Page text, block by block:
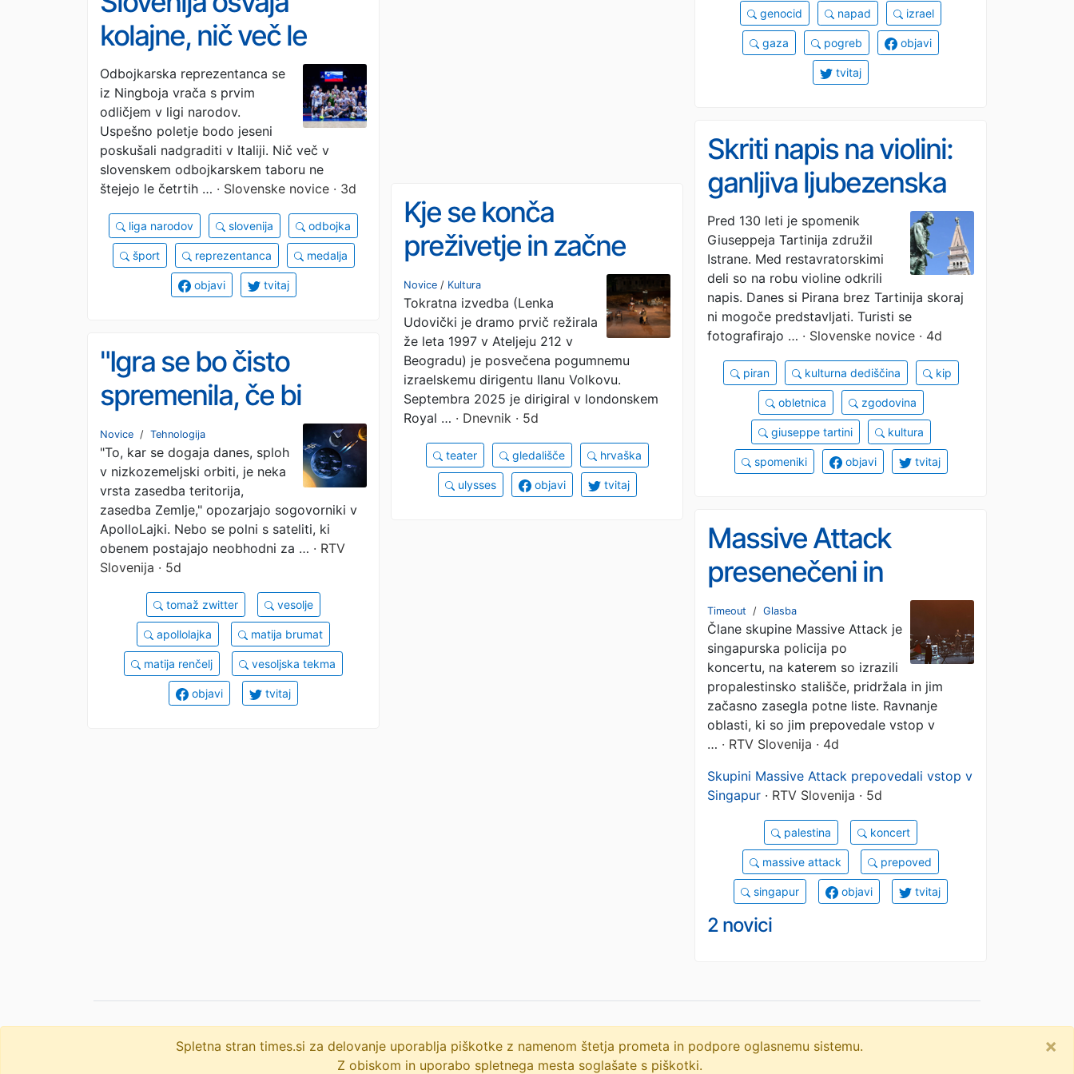
genocid napad izrael
gaza pogreb objavi
tvitaj
kolajne, nič več le
ugleda
Odbojkarska reprezentanca se
iz Ningboja vrača s prvim
odličjem v ligi narodov.
Uspešno poletje bodo jeseni
poskušali nadgraditi v Italiji. Nič več v
slovenskem odbojkarskem taboru ne
štejejo le četrtih … · Slovenske novice · 3d
liga narodov slovenija odbojka
šport reprezentanca medalja
objavi tvitaj
Skriti napis na violini:
ganljiva ljubezenska
skrivnost, skrita v
bronastem Tartiniju
Pred 130 leti je spomenik
Giuseppeja Tartinija združil
Istrane. Med restavratorskimi
deli so na robu violine odkrili
napis. Danes si Pirana brez Tartinija skoraj
ni mogoče predstavljati. Turisti se
fotografirajo … · Slovenske novice · 4d
piran kulturna dediščina kip
obletnica zgodovina
giuseppe tartini kultura
spomeniki objavi tvitaj
Kje se konča
preživetje in začne
kolaboracija?
Novice / Kultura
Tokratna izvedba (Lenka
Udovički je dramo prvič režirala
že leta 1997 v Ateljeju 212 v
Beogradu) je posvečena pogumnemu
izraelskemu dirigentu Ilanu Volkovu.
Septembra 2025 je dirigiral v londonskem
Royal … · Dnevnik · 5d
teater gledališče hrvaška
ulysses objavi tvitaj
"Igra se bo čisto
spremenila, če bi
nekdo s sateliti naredil
nekaj agresivnega"
Novice / Tehnologija
"To, kar se dogaja danes, sploh
v nizkozemeljski orbiti, je neka
vrsta zasedba teritorija,
zasedba Zemlje," opozarjajo sogovorniki v
ApolloLajki. Nebo se polni s sateliti, ki
obenem postajajo neobhodni za … · RTV
Slovenija · 5d
tomaž zwitter vesolje
apollolajka matija brumat
matija renčelj vesoljska tekma
objavi tvitaj
Massive Attack
presenečeni in
razočarani nad
ravnanjem
singapurskih oblasti
Timeout / Glasba
Člane skupine Massive Attack je
singapurska policija po
koncertu, na katerem so izrazili
propalestinsko stališče, pridržala in jim
začasno zasegla potne liste. Ravnanje
oblasti, ki so jim prepovedale vstop v
… · RTV Slovenija · 4d
Skupini Massive Attack prepovedali vstop v
Singapur · RTV Slovenija · 5d
palestina koncert
massive attack prepoved
singapur objavi tvitaj
2 novici
Spletna stran times.si za delovanje uporablja piškotke z namenom štetja prometa in podpore oglasnemu sistemu.
Z obiskom in uporabo spletnega mesta soglašate s piškotki.
×
© 2009-2026 times.si